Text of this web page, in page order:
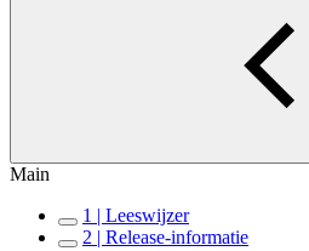
Main
1 | Leeswijzer
2 | Release-informatie